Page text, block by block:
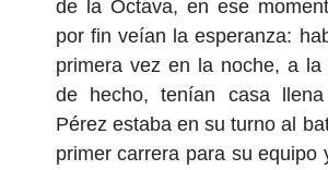
de la Octava, en ese
por fin veían la esperanza:
primera vez en la noche, a la
de hecho, tenían casa
Pérez estaba en su turno al
primer carrera para su equipo